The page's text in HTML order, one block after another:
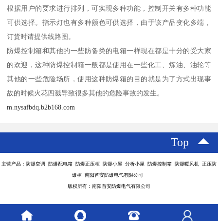
根据用户的要求进行排列，可实现多种功能，控制开关有多种功能
可供选择。指示灯也有多种颜色可供选择，由于该产品变化多端，
订货时请提供线路图。
防爆控制箱和其他的一些防备类的电箱一样现在都是十分的受大家
的欢迎，这种防爆控制箱一般都是使用在一些化工、炼油、油轮等
其他的一些危险场所，使用这种防爆箱的目的就是为了方式出现事
故的时候火花四溅导致很多其他的危险事故的发生。
m.nysafbdq.b2b168.com
Top
主营产品：防爆空调 防爆配电箱 防爆正压柜 防爆小屋 分析小屋 防爆控制箱 防爆暖风机 正压防
爆柜 南阳首安防爆电气有限公司
版权所有：南阳首安防爆电气有限公司